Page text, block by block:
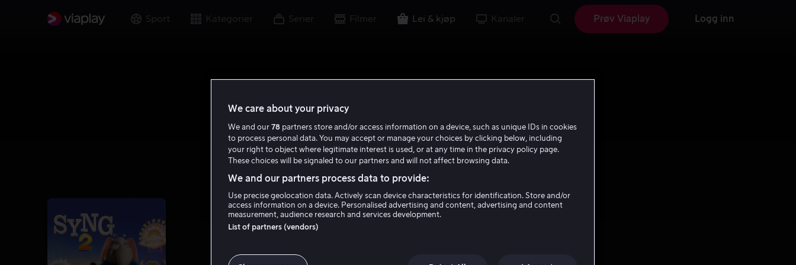
Sport Kategorier Serier Filmer Lei & kjøp Kanaler Prøv Viaplay Logg inn
We care about your privacy
We and our 78 partners store and/or access information on a device, such as unique IDs in cookies
to process personal data. You may accept or manage your choices by clicking below, including
your right to object where legitimate interest is used, or at any time in the privacy policy page.
These choices will be signaled to our partners and will not affect browsing data.
We and our partners process data to provide:
Use precise geolocation data. Actively scan device characteristics for identification. Store and/or
access information on a device. Personalised advertising and content, advertising and content
measurement, audience research and services development.
List of partners (vendors)